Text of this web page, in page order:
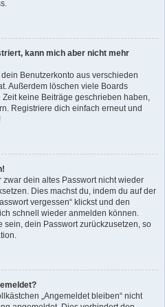
kann mich aber nicht mehr
Benutzerkonto aus verschieden
Außerdem löschen viele Boards
keine Beiträge geschrieben haben,
Registriere dich einfach erneut und
zwar dein altes Passwort nicht wieder
Dies machst du, indem du auf der
vergessen“ klickst und den
schnell wieder anmelden können.
sein, dein Passwort zurückzusetzen, so
„Angemeldet bleiben“ nicht